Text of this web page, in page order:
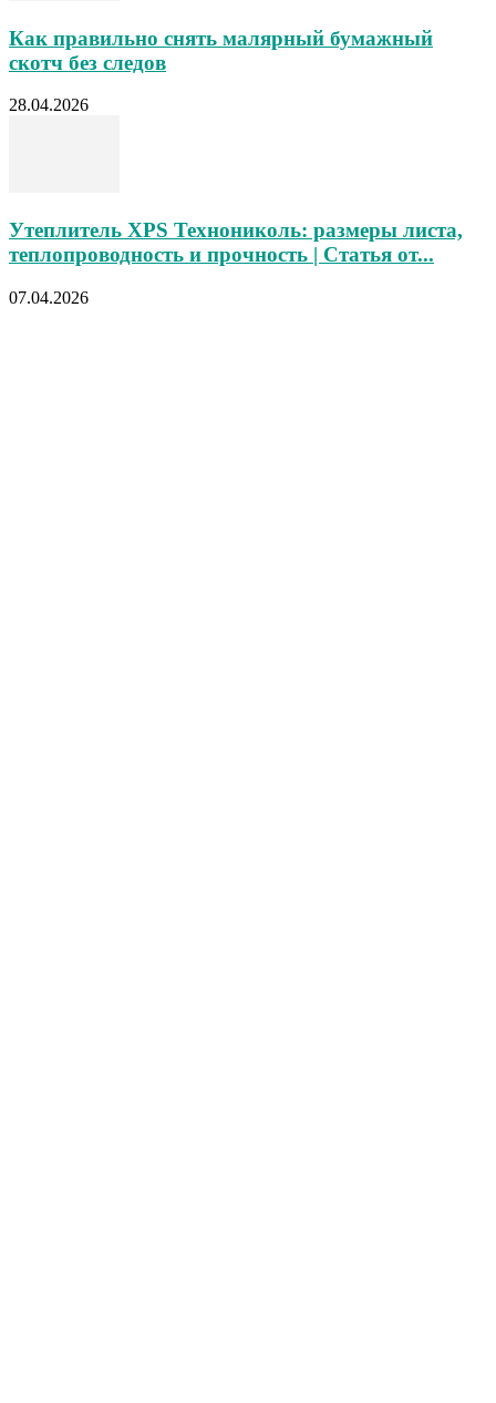
Как правильно снять малярный бумажный
скотч без следов
28.04.2026
Утеплитель XPS Технониколь: размеры листа,
теплопроводность и прочность | Статья от...
07.04.2026